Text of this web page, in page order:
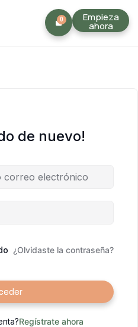
Empieza
ahora
0
de nuevo!
¿Olvidaste la contraseña?
Regístrate ahora